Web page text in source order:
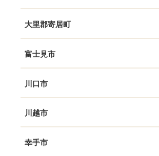
大里郡寄居町
富士見市
川口市
川越市
幸手市